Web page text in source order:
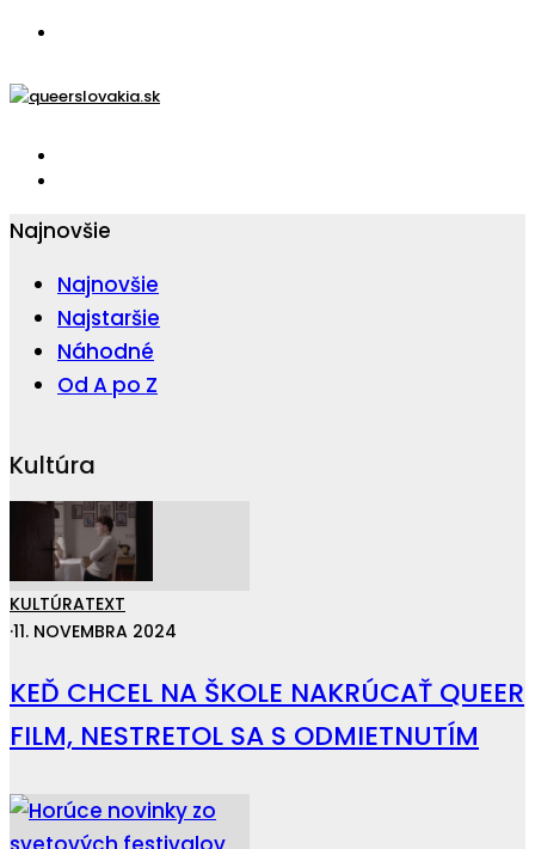
Najnovšie
Najnovšie
Najstaršie
Náhodné
Od A po Z
Kultúra
KULTÚRATEXT
·11. NOVEMBRA 2024
KEĎ CHCEL NA ŠKOLE NAKRÚCAŤ QUEER
FILM, NESTRETOL SA S ODMIETNUTÍM